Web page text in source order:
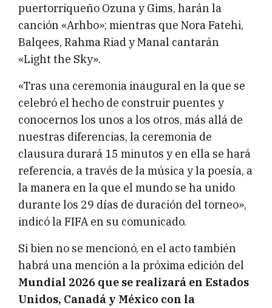
puertorriqueño Ozuna y Gims, harán la
canción «Arhbo»; mientras que Nora Fatehi,
Balqees, Rahma Riad y Manal cantarán
«Light the Sky».
«Tras una ceremonia inaugural en la que se
celebró el hecho de construir puentes y
conocernos los unos a los otros, más allá de
nuestras diferencias, la ceremonia de
clausura durará 15 minutos y en ella se hará
referencia, a través de la música y la poesía, a
la manera en la que el mundo se ha unido
durante los 29 días de duración del torneo»,
indicó la FIFA en su comunicado.
Si bien no se mencionó, en el acto también
habrá una mención a la próxima edición del
Mundial 2026 que se realizará en Estados
Unidos, Canadá y México con la